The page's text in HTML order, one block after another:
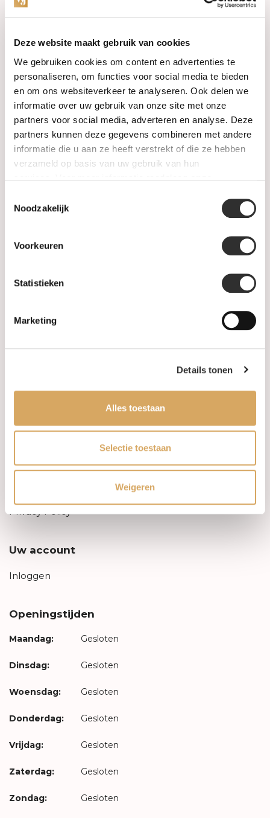
Deze website maakt gebruik van cookies
We gebruiken cookies om content en advertenties te
personaliseren, om functies voor social media te bieden
en om ons websiteverkeer te analyseren. Ook delen we
informatie over uw gebruik van onze site met onze
partners voor social media, adverteren en analyse. Deze
partners kunnen deze gegevens combineren met andere
informatie die u aan ze heeft verstrekt of die ze hebben
verzameld op basis van uw gebruik van hun
Noodzakelijk
Voorkeuren
Statistieken
Marketing
Details tonen
Alles toestaan
Selectie toestaan
Weigeren
Betaalmethodes
Categorieën
Horloges
Juwelen
Trouwringen
Luxe Accessoires
Informatie
FAQ
Algemene voorwaarden
Levertijd & verzendkosten
Privacy Policy
Uw account
Inloggen
Openingstijden
Maandag: Gesloten
Dinsdag: Gesloten
Woensdag: Gesloten
Donderdag: Gesloten
Vrijdag: Gesloten
Zaterdag: Gesloten
Zondag: Gesloten